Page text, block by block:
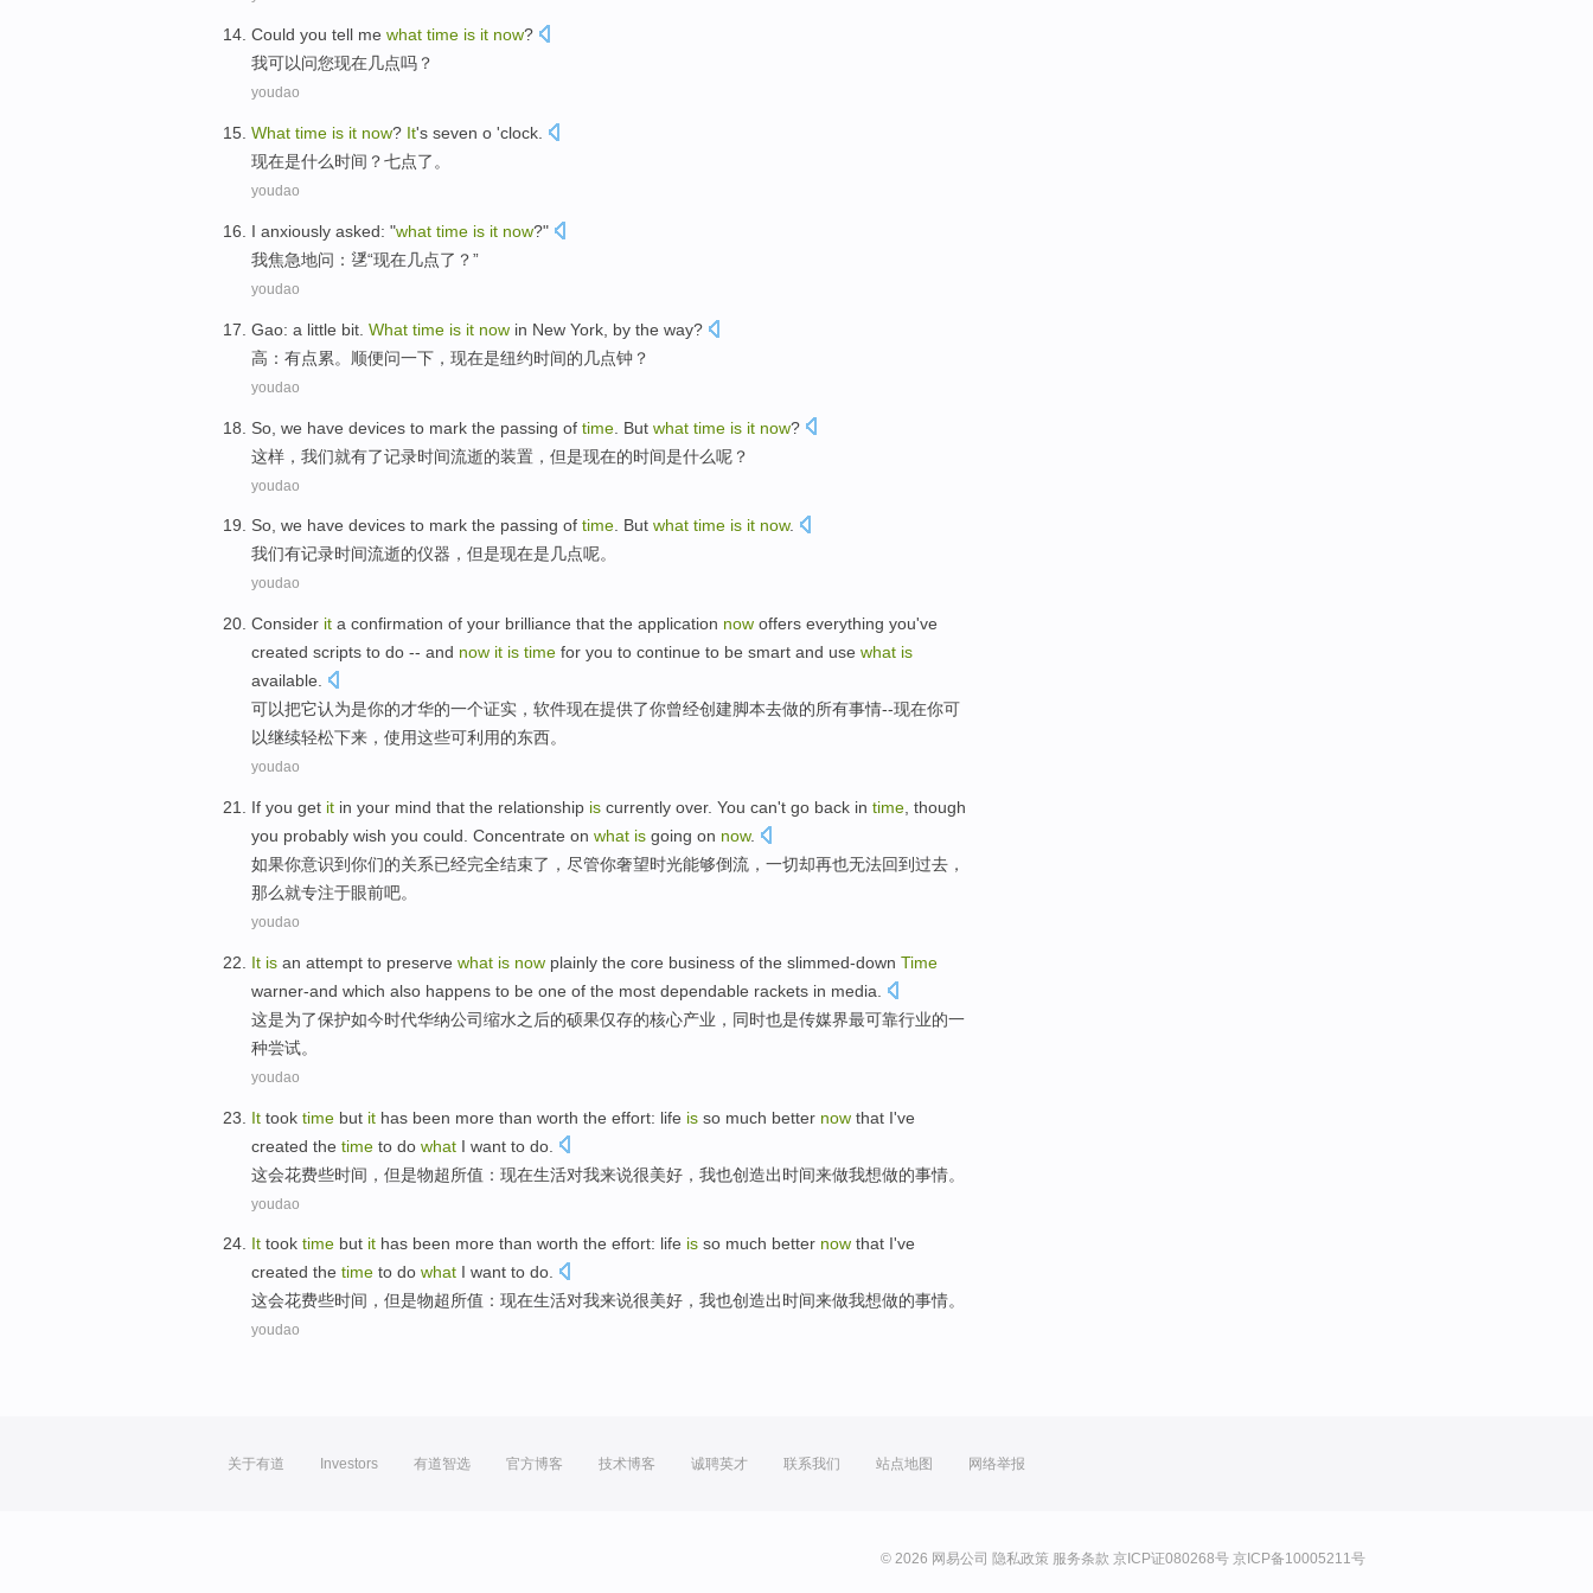
Could you tell me what time is it now?
我可以问您现在几点吗？
youdao
What time is it now? It's seven o 'clock
现在是什么时间 ？七点了。
youdao
I anxiously asked: "what time is it now?"
我焦急地问 ：㐢“现在几点了？”
youdao
Gao: a little bit What time is it now in New York by the way?
高 ： 有点累。 顺便问一下， 现在是纽约时间的几点钟？
youdao
So we have devices to mark the passing of time But what time is it now?
这样 ， 我们就有了记录时间流逝的装置 ， 但是现在的时间是什么呢？
youdao
So, we have devices to mark the passing of time. But what time is it now.
我们有记录时间流逝的仪器 ， 但是现在是几点呢。
youdao
Consider it a confirmation of your brilliance that the application now offers everything you've
created scripts to do -- and now it is time for you to continue to be smart and use what is
available
可以把它认为是你的才华的一个证实 ， 软件现在提供了你曾经创建脚本去做的所有事情--现在你可
以继续轻松下来， 使用这些可利用的东西。
youdao
If you get it in your mind that the relationship is currently over. You can't go back in time though
you probably wish you could Concentrate on what is going on now.
如果你意识到你们的关系已经完全结束了， 尽管你奢望时光能够倒流 ，一切却再也无法回到过去，
那么就专注于眼前吧。
youdao
It is an attempt to preserve what is now plainly the core business of the slimmed-down Time
warner-and which also happens to be one of the most dependable rackets in media.
这是为了保护如今时代华纳公司缩水之后的硕果仅存的核心产业， 同时也是传媒界最可靠行业的一
种尝试。
youdao
It took time but it has been more than worth the effort: life is so much better now that I've
created the time to do what I want to do
这会花费些时间 ， 但是物超所值 ： 现在生活对我来说很美好 ， 我也创造出时间来做我想做的事情。
youdao
It took time but it has been more than worth the effort: life is so much better now that I've
created the time to do what I want to do.
这会花费些时间 ， 但是物超所值 ： 现在生活对我来说很美好 ， 我也创造出时间来做我想做的事情。
youdao
关于有道 Investors 有道智选 官方博客 技术博客 诚聘英才 联系我们 站点地图 网络举报
© 2026 网易公司 隐私政策 服务条款 京ICP证080268号 京ICP备10005211号